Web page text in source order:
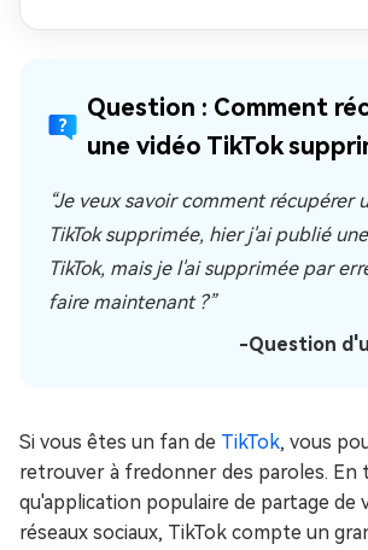
Question : Comment
une vidéo TikTok
“Je veux savoir comment récupérer
TikTok supprimée, hier j'ai publié
TikTok, mais je l'ai supprimée par
faire maintenant ?”
-Question
Si vous êtes un fan de TikTok, vous
retrouver à fredonner des paroles. En
qu'application populaire de partage de
réseaux sociaux, TikTok compte un